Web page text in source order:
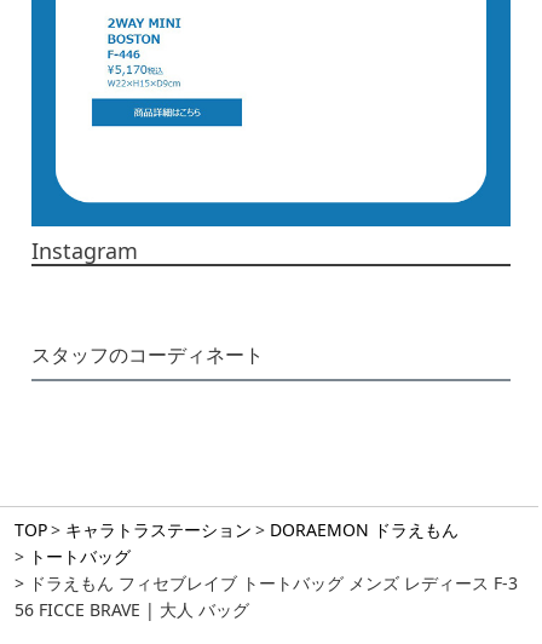
TOP キャラトラステーション
DORAEMON ドラえもん
トートバッグ
ドラえもん フィセブレイブ トートバッグ メンズ レディース F-3
56 FICCE BRAVE | 大人 バッグ
Instagram
スタッフのコーディネート